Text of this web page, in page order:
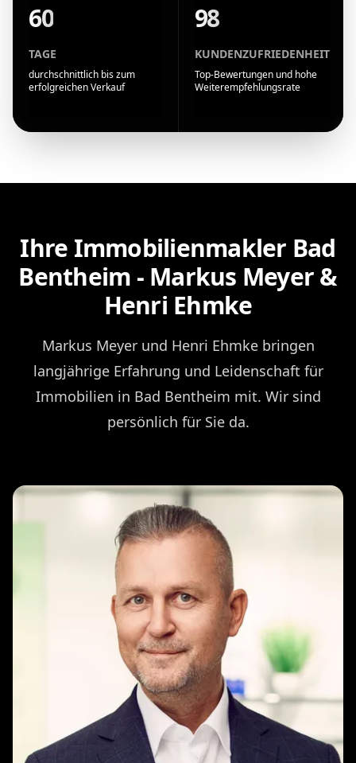
60
TAGE
durchschnittlich bis zum
erfolgreichen Verkauf
98
KUNDENZUFRIEDENHEIT
Top-Bewertungen und hohe
Weiterempfehlungsrate
Ihre Immobilienmakler Bad
Bentheim - Markus Meyer &
Henri Ehmke
Markus Meyer und Henri Ehmke bringen
langjährige Erfahrung und Leidenschaft für
Immobilien in Bad Bentheim mit. Wir sind
persönlich für Sie da.